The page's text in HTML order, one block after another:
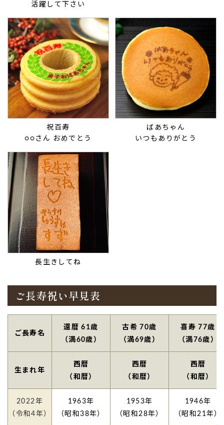
活躍して下さい
祝百寿
○○さん おめでとう
ばあちゃん
いつもありがとう
長生きしてね
ご長寿祝い早見表
ご長寿名
還暦 61歳
（満60歳）
古希 70歳
（満69歳）
喜寿 77歳
（満76歳）
生まれ年
西暦
（和暦）
西暦
（和暦）
西暦
（和暦）
2022年
（令和4年）
1963年
（昭和38年）
1953年
（昭和28年）
1946年
（昭和21年）